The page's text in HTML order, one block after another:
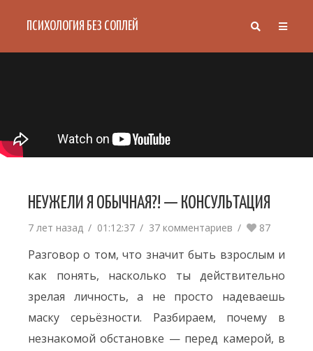
ПСИХОЛОГИЯ БЕЗ СОПЛЕЙ
НЕУЖЕЛИ Я ОБЫЧНАЯ?! — КОНСУЛЬТАЦИЯ
7 лет назад 01:12:37 37 комментариев 87
Разговор о том, что значит быть взрослым и
как понять, насколько ты действительно
зрелая личность, а не просто надеваешь
маску серьёзности. Разбираем, почему в
незнакомой обстановке — перед камерой, в